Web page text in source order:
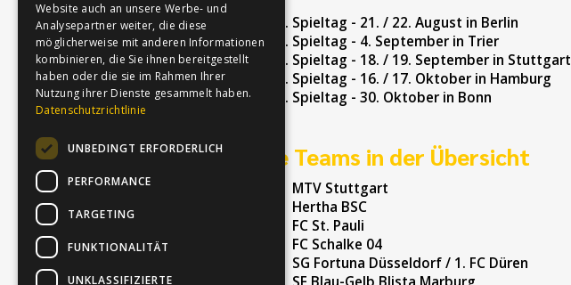
Spieltag - 21. / 22. August in Berlin
Spieltag - 4. September in Trier
Spieltag - 18. / 19. September in Stuttgart
Spieltag - 16. / 17. Oktober in Hamburg
Spieltag - 30. Oktober in Bonn
Die Teams in der Übersicht
MTV Stuttgart
Hertha BSC
FC St. Pauli
FC Schalke 04
SG Fortuna Düsseldorf / 1. FC Düren
Website auch an unsere Werbe- und
Analysepartner weiter, die diese
möglicherweise mit anderen Informationen
kombinieren, die Sie ihnen bereitgestellt
haben oder die sie im Rahmen Ihrer
Nutzung ihrer Dienste gesammelt haben.
Datenschutzrichtlinie
UNBEDINGT ERFORDERLICH
PERFORMANCE
TARGETING
FUNKTIONALITÄT
UNKLASSIFIZIERTE